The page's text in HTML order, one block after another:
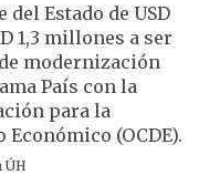
Estado de USD
1,3 millones a ser
modernización
País con la
para la
(OCDE).
ÚH